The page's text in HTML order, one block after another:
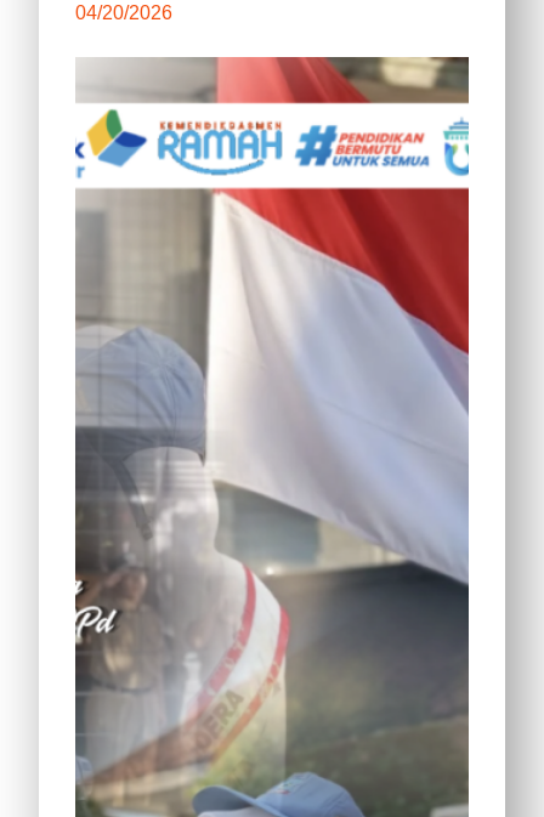
04/20/2026